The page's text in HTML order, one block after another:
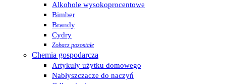
Alkohole wysokoprocentowe
Bimber
Brandy
Cydry
Zobacz pozostałe
Chemia gospodarcza
Artykuły użytku domowego
Nabłyszczacze do naczyń